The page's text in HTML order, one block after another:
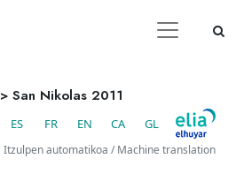
> San Nikolas 2011
ES FR EN CA GL
Itzulpen automatikoa / Machine translation